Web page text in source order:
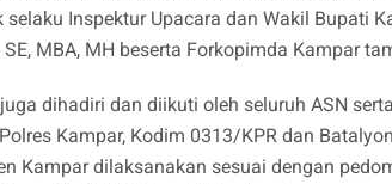
selaku Inspektur Upacara dan Wakil Bupati
SE, MBA, MH beserta Forkopimda Kampar
dihadiri dan diikuti oleh seluruh ASN
Kampar, Kodim 0313/KPR dan
Kampar dilaksanakan sesuai dengan